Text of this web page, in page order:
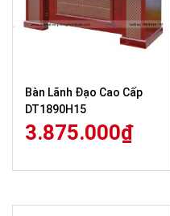
Bàn Lãnh Đạo Cao Cấp
DT1890H15
3.875.000₫